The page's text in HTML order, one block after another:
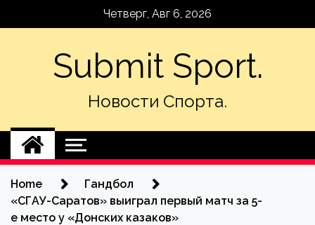
Четверг, Авг 6, 2026
Submit Sport.
Новости Спорта.
Home
Гандбол
«СГАУ-Саратов» выиграл первый матч за 5-
е место у «Донских казаков»